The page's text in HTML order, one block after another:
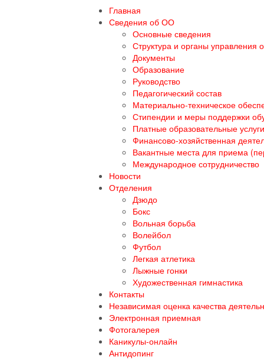
Главная
Сведения об ОО
Основные сведения
Структура и органы управления
Документы
Образование
Руководство
Педагогический состав
Материально-техническое
Стипендии и меры поддержки
Платные образовательные услуги
Финансово-хозяйственная
Вакантные места для приема
Международное сотрудничество
Новости
Отделения
Дзюдо
Бокс
Вольная борьба
Волейбол
Футбол
Легкая атлетика
Лыжные гонки
Художественная гимнастика
Контакты
Независимая оценка качества
Электронная приемная
Фотогалерея
Каникулы-онлайн
Антидопинг